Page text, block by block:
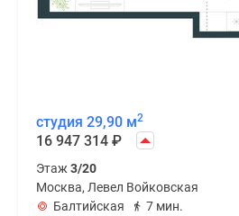
студия 29,90 м2
16 947 314 ₽
Этаж3/20
Москва, Левел Войковская
Балтийская
7 мин.